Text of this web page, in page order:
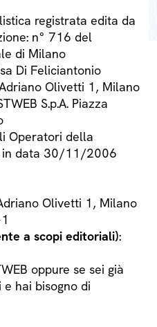
registrata edita da
n° 716 del
di Milano
Di Feliciantonio
Olivetti 1, Milano
S.p.A. Piazza
Operatori della
in data 30/11/2006
Olivetti 1, Milano
a scopi editoriali):
oppure se sei già
hai bisogno di